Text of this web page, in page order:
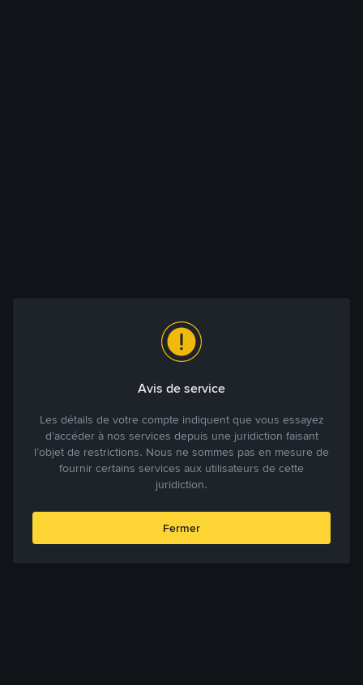
Avis de service
Les détails de votre compte indiquent que vous essayez
d’accéder à nos services depuis une juridiction faisant
l’objet de restrictions. Nous ne sommes pas en mesure de
fournir certains services aux utilisateurs de cette
juridiction.
Fermer